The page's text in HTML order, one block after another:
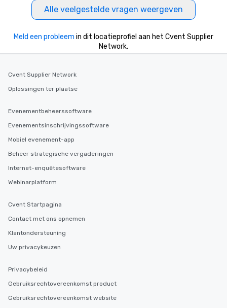
Alle veelgestelde vragen weergeven
Meld een probleem in dit locatieprofiel aan het Cvent Supplier
Network.
Cvent Supplier Network
Oplossingen ter plaatse
Evenementbeheerssoftware
Evenementsinschrijvingssoftware
Mobiel evenement-app
Beheer strategische vergaderingen
Internet-enquêtesoftware
Webinarplatform
Cvent Startpagina
Contact met ons opnemen
Klantondersteuning
Uw privacykeuzen
Privacybeleid
Gebruiksrechtovereenkomst product
Gebruiksrechtovereenkomst website